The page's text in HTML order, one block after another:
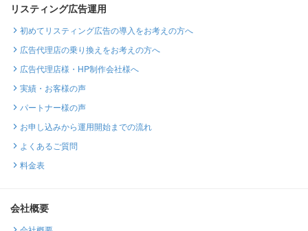
リスティング広告運用
初めてリスティング広告の導入をお考えの方へ
広告代理店の乗り換えをお考えの方へ
広告代理店様・HP制作会社様へ
実績・お客様の声
パートナー様の声
お申し込みから運用開始までの流れ
よくあるご質問
料金表
会社概要